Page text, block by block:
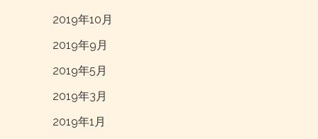
2019年10月
2019年9月
2019年5月
2019年3月
2019年1月